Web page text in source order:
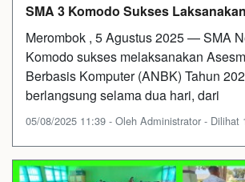
SMA 3 Komodo Sukses
Merombok , 5 Agustus 2025 — SMA
Komodo sukses melaksanakan
Berbasis Komputer (ANBK) Tahun
berlangsung selama dua hari, dari
05/08/2025 11:39 - Oleh Administrator - Dilihat